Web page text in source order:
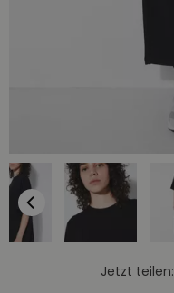
Jetzt teilen: